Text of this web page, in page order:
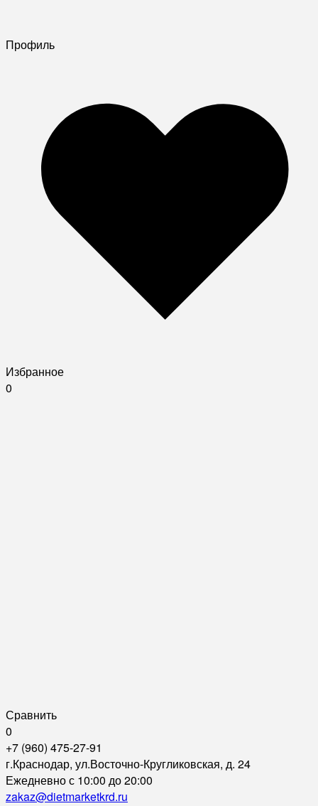
Профиль
Избранное
0
Сравнить
0
+7 (960) 475-27-91
г.Краснодар, ул.Восточно-Кругликовская, д. 24
Ежедневно с 10:00 до 20:00
zakaz@dietmarketkrd.ru